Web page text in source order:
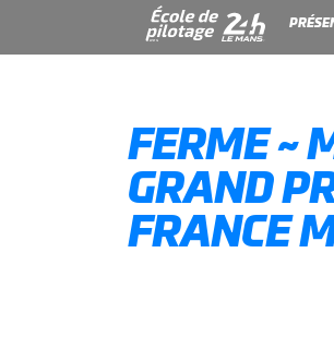
FERME ~
GRAND
FRANCE